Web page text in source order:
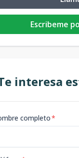
Escribeme
interesa
completo*